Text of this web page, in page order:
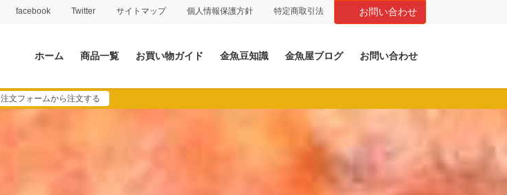
facebook Twitter サイトマップ 個人情報保護方針 特定商取引法 お問い合わせ
ホーム 商品一覧 お買い物ガイド 金魚豆知識 金魚屋ブログ お問い合わせ
注文フォームから注文する